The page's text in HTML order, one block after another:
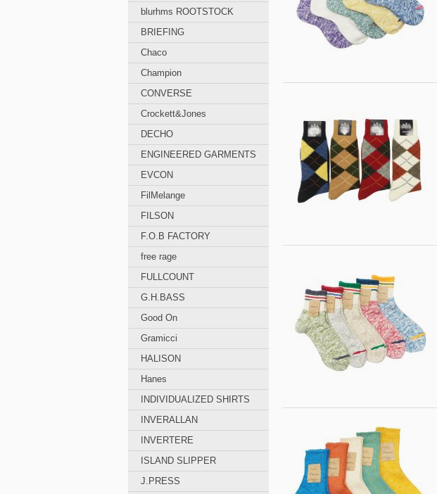
blurhms ROOTSTOCK
BRIEFING
Chaco
Champion
CONVERSE
Crockett&Jones
DECHO
ENGINEERED GARMENTS
EVCON
FilMelange
FILSON
F.O.B FACTORY
free rage
FULLCOUNT
G.H.BASS
Good On
Gramicci
HALISON
Hanes
INDIVIDUALIZED SHIRTS
INVERALLAN
INVERTERE
ISLAND SLIPPER
J.PRESS